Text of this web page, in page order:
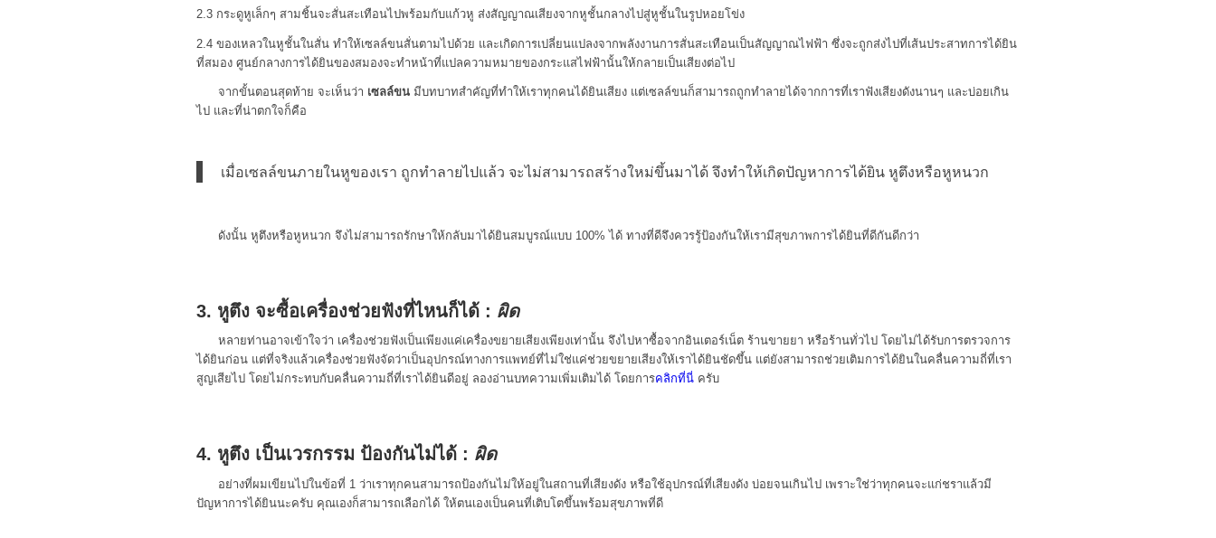
2.3 กระดูหูเล็กๆ สามชิ้นจะสั่นสะเทือนไปพร้อมกับแก้วหู ส่งสัญญาณเสียงจากหูชั้นกลางไปสู่หูชั้นในรูปหอยโข่ง
2.4 ของเหลวในหูชั้นในสั่น ทำให้เซลล์ขนสั่นตามไปด้วย และเกิดการเปลี่ยนแปลงจากพลังงานการสั่นสะเทือนเป็นสัญญาณไฟฟ้า ซึ่งจะถูกส่งไปที่เส้นประสาทการได้ยิน
ที่สมอง ศูนย์กลางการได้ยินของสมองจะทำหน้าที่แปลความหมายของกระแสไฟฟ้านั้นให้กลายเป็นเสียงต่อไป
จากขั้นตอนสุดท้าย จะเห็นว่า เซลล์ขน มีบทบาทสำคัญที่ทำให้เราทุกคนได้ยินเสียง แต่เซลล์ขนก็สามารถถูกทำลายได้จากการที่เราฟังเสียงดังนานๆ และบ่อยเกิน
ไป และที่น่าตกใจก็คือ
เมื่อเซลล์ขนภายในหูของเรา ถูกทำลายไปแล้ว จะไม่สามารถสร้างใหม่ขึ้นมาได้ จึงทำให้เกิดปัญหาการได้ยิน หูตึงหรือหูหนวก
ดังนั้น หูตึงหรือหูหนวก จึงไม่สามารถรักษาให้กลับมาได้ยินสมบูรณ์แบบ 100% ได้ ทางที่ดีจึงควรรู้ป้องกันให้เรามีสุขภาพการได้ยินที่ดีกันดีกว่า
3. หูตึง จะซื้อเครื่องช่วยฟังที่ไหนก็ได้ : ผิด
หลายท่านอาจเข้าใจว่า เครื่องช่วยฟังเป็นเพียงแค่เครื่องขยายเสียงเพียงเท่านั้น จึงไปหาซื้อจากอินเตอร์เน็ต ร้านขายยา หรือร้านทั่วไป โดยไม่ได้รับการตรวจการ
ได้ยินก่อน แต่ที่จริงแล้วเครื่องช่วยฟังจัดว่าเป็นอุปกรณ์ทางการแพทย์ที่ไม่ใช่แค่ช่วยขยายเสียงให้เราได้ยินชัดขึ้น แต่ยังสามารถช่วยเติมการได้ยินในคลื่นความถี่ที่เรา
สูญเสียไป โดยไม่กระทบกับคลื่นความถี่ที่เราได้ยินดีอยู่ ลองอ่านบทความเพิ่มเติมได้ โดยการคลิกที่นี่ ครับ
4. หูตึง เป็นเวรกรรม ป้องกันไม่ได้ : ผิด
อย่างที่ผมเขียนไปในข้อที่ 1 ว่าเราทุกคนสามารถป้องกันไม่ให้อยู่ในสถานที่เสียงดัง หรือใช้อุปกรณ์ที่เสียงดัง บ่อยจนเกินไป เพราะใช่ว่าทุกคนจะแก่ชราแล้วมี
ปัญหาการได้ยินนะครับ คุณเองก็สามารถเลือกได้ ให้ตนเองเป็นคนที่เติบโตขึ้นพร้อมสุขภาพที่ดี